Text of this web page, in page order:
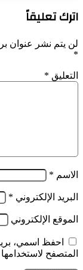
اترك تعليقاً
لن يتم نشر عنوان
*
التعليق *
الاسم *
البريد الإلكتروني *
الموقع الإلكتروني
احفظ اسمي،
المتصفح